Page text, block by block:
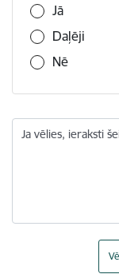
Jā
Daļēji
Nē
Ja vēlies, ieraksti